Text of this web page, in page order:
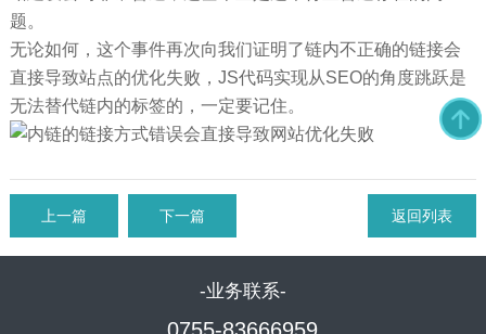
题。
无论如何，这个事件再次向我们证明了链内不正确的链接会
直接导致站点的优化失败，JS代码实现从SEO的角度跳跃是
无法替代链内的标签的，一定要记住。
上一篇 下一篇 返回列表
-业务联系-